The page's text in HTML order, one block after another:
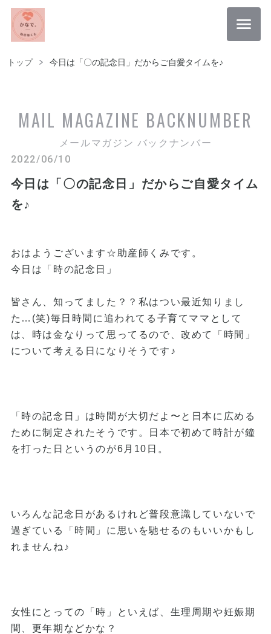
トップ 今日は「〇の記念日」だからご自愛タイムを♪
MAIL MAGAZINE BACKNUMBER
メールマガジン バックナンバー
2022/06/10
今日は「〇の記念日」だからご自愛タイム
を♪
おはようございます☆助産師くみです。
今日は「時の記念日」
皆さん、知ってました？？私はつい最近知りまし
た…(笑)毎日時間に追われてる子育てママとして
は、時は金なりって思ってるので、改めて「時間」
について考える日になりそうです♪
「時の記念日」は時間が大切だよ〜と日本に広める
ために制定されたそうです。日本で初めて時計が鐘
を打った日というのが6月10日。
いろんな記念日があるけれど普段意識していないで
過ぎている「時間」に思いを馳せるのもいいかもし
れませんね♪
女性にとっての「時」といえば、生理周期や妊娠期
間、更年期などかな？